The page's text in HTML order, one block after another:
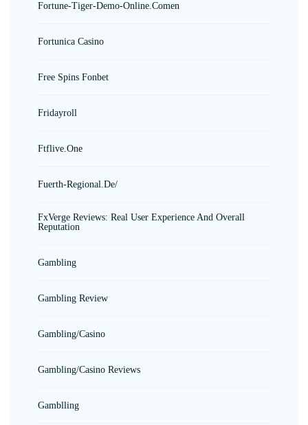
Fortune-Tiger-Demo-Online.comen
Fortunica Casino
Free Spins Fonbet
Fridayroll
Ftflive.one
Fuerth-Regional.de/
FxVerge Reviews: Real User Experience And Overall
Reputation
Gambling
Gambling Review
Gambling/casino
Gambling/casino Reviews
Gamblling